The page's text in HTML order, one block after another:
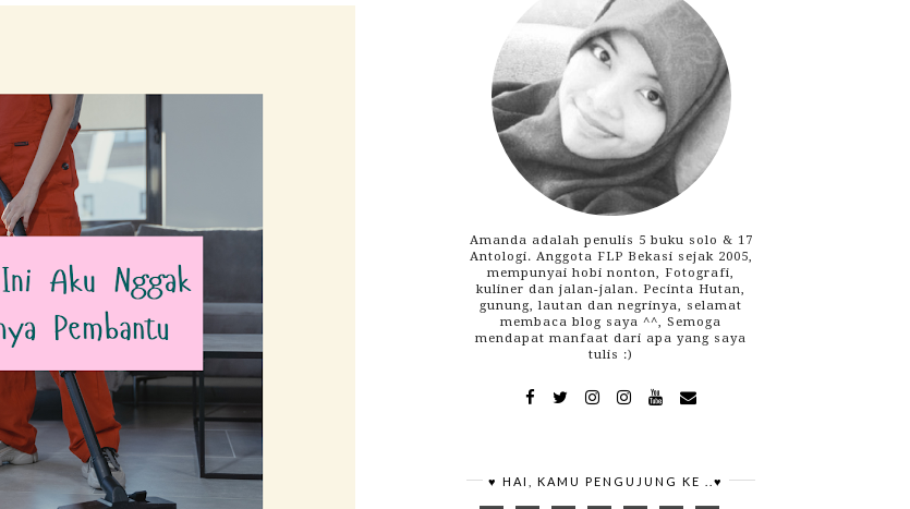
Amanda adalah penulis 5 buku solo & 17
Antologi. Anggota FLP Bekasi sejak 2005,
mempunyai hobi nonton, Fotografi,
kuliner dan jalan-jalan. Pecinta Hutan,
gunung, lautan dan negrinya, selamat
membaca blog saya ^^, Semoga
mendapat manfaat dari apa yang saya
tulis :)
♥ HAI, KAMU PENGUJUNG KE ..♥